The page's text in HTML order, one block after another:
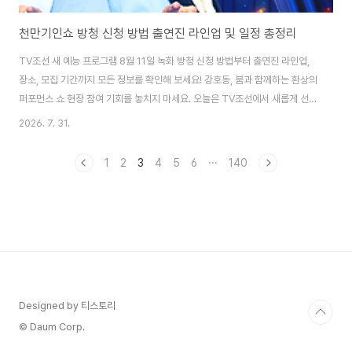
천만기인쇼 방청 신청 방법 출연진 라인업 및 일정 총정리
TV조선 새 예능 프로그램 8월 11일 녹화 방청 신청 방법부터 출연진 라인업,
장소, 모집 기간까지 모든 정보를 확인해 보세요! 강호동, 붐과 함께하는 환상의
퍼포먼스 쇼 현장 참여 기회를 놓치지 마세요. 오늘은 TV조선에서 새롭게 선보
이는 놀라운 퍼포먼스 쇼, 천만기인쇼의 첫 녹화 방청 신청 소식을 전해드립니
2026. 7. 31.
1 2 3 4 5 6 ··· 140
Designed by 티스토리
© Daum Corp.